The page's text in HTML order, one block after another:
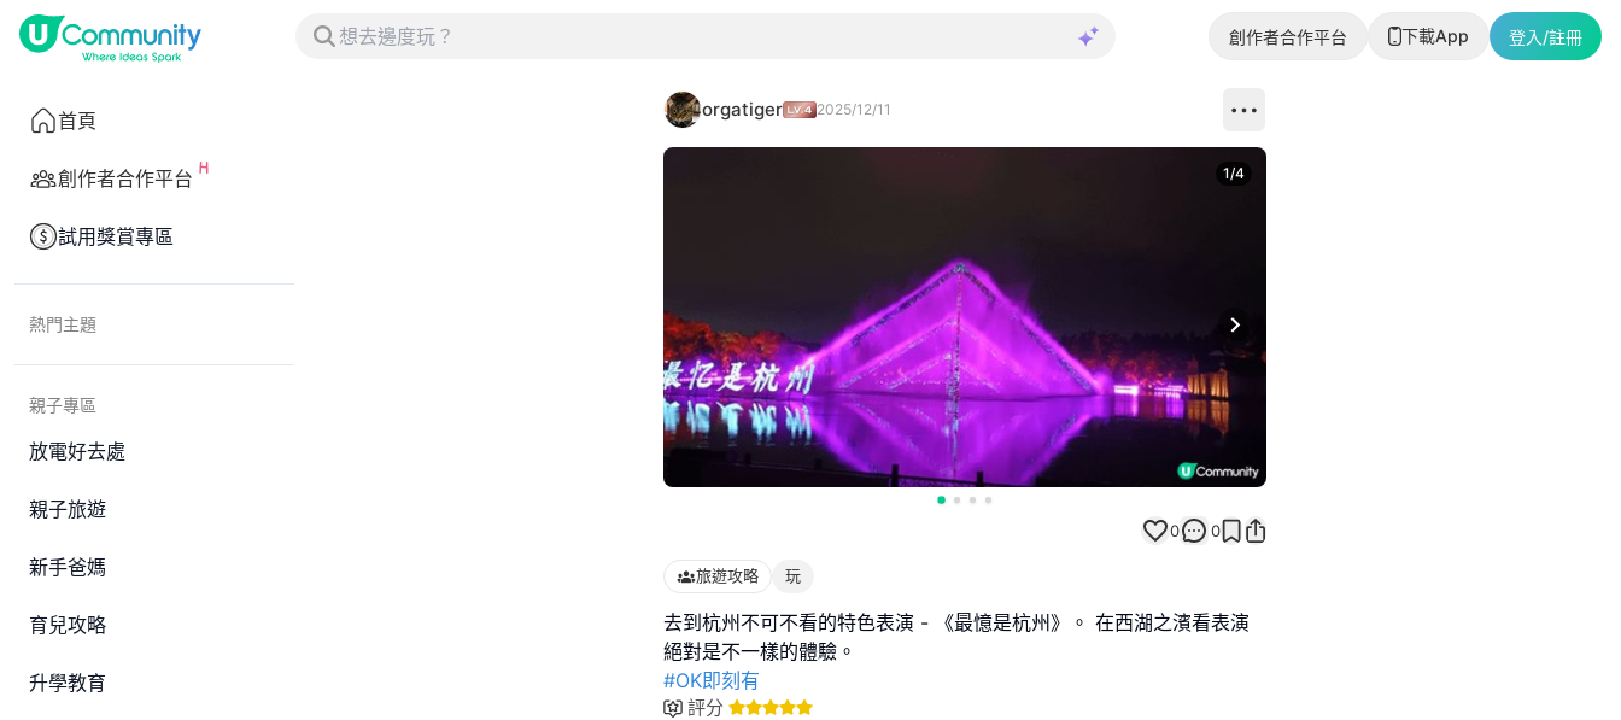
創作者合作平台 下載App 登入/註冊
首頁
創作者合作平台
試用獎賞專區
熱門主題
親子專區
放電好去處
親子旅遊
新手爸媽
育兒攻略
升學教育
orgatiger 2025/12/11
Next slide
1/4
0 0
旅遊攻略 玩
去到杭州不可不看的特色表演 - 《最憶是杭州》。 在西湖之濱看表演
#OK即刻有
評分